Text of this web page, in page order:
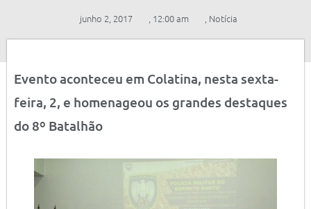
junho 2, 2017 , 12:00 am , Notícia
Evento aconteceu em Colatina, nesta sexta-
feira, 2, e homenageou os grandes destaques
do 8º Batalhão